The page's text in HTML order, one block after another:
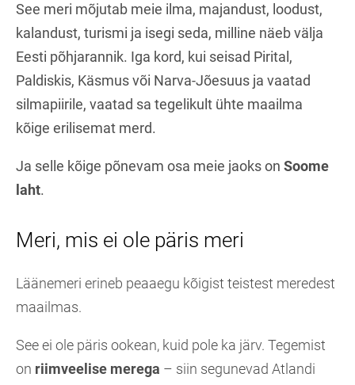
See meri mõjutab meie ilma, majandust, loodust,
kalandust, turismi ja isegi seda, milline näeb välja
Eesti põhjarannik. Iga kord, kui seisad Pirital,
Paldiskis, Käsmus või Narva-Jõesuus ja vaatad
silmapiirile, vaatad sa tegelikult ühte maailma
kõige erilisemat merd.
Ja selle kõige põnevam osa meie jaoks on Soome
laht.
Meri, mis ei ole päris meri
Läänemeri erineb peaaegu kõigist teistest meredest
maailmas.
See ei ole päris ookean, kuid pole ka järv. Tegemist
on riimveelise merega – siin segunevad Atlandi